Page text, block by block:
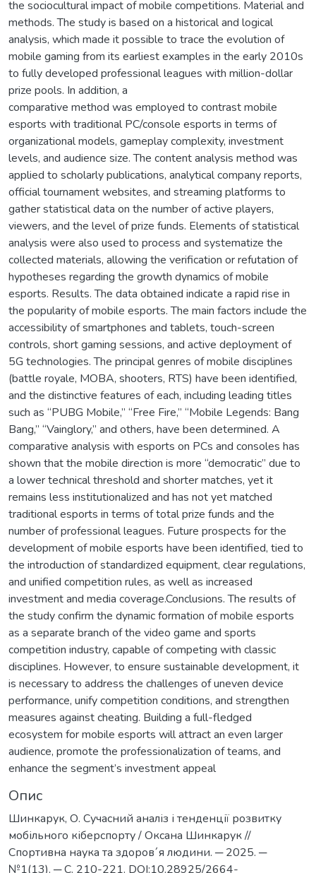
the sociocultural impact of mobile competitions. Material and
methods. The study is based on a historical and logical
analysis, which made it possible to trace the evolution of
mobile gaming from its earliest examples in the early 2010s
to fully developed professional leagues with million-dollar
prize pools. In addition, a
comparative method was employed to contrast mobile
esports with traditional PC/console esports in terms of
organizational models, gameplay complexity, investment
levels, and audience size. The content analysis method was
applied to scholarly publications, analytical company reports,
official tournament websites, and streaming platforms to
gather statistical data on the number of active players,
viewers, and the level of prize funds. Elements of statistical
analysis were also used to process and systematize the
collected materials, allowing the verification or refutation of
hypotheses regarding the growth dynamics of mobile
esports. Results. The data obtained indicate a rapid rise in
the popularity of mobile esports. The main factors include the
accessibility of smartphones and tablets, touch-screen
controls, short gaming sessions, and active deployment of
5G technologies. The principal genres of mobile disciplines
(battle royale, MOBA, shooters, RTS) have been identified,
and the distinctive features of each, including leading titles
such as “PUBG Mobile,” “Free Fire,” “Mobile Legends: Bang
Bang,” “Vainglory,” and others, have been determined. A
comparative analysis with esports on PCs and consoles has
shown that the mobile direction is more “democratic” due to
a lower technical threshold and shorter matches, yet it
remains less institutionalized and has not yet matched
traditional esports in terms of total prize funds and the
number of professional leagues. Future prospects for the
development of mobile esports have been identified, tied to
the introduction of standardized equipment, clear regulations,
and unified competition rules, as well as increased
investment and media coverage.Conclusions. The results of
the study confirm the dynamic formation of mobile esports
as a separate branch of the video game and sports
competition industry, capable of competing with classic
disciplines. However, to ensure sustainable development, it
is necessary to address the challenges of uneven device
performance, unify competition conditions, and strengthen
measures against cheating. Building a full-fledged
ecosystem for mobile esports will attract an even larger
audience, promote the professionalization of teams, and
enhance the segment’s investment appeal
Опис
Шинкарук, О. Сучасний аналіз і тенденції розвитку
мобільного кіберспорту / Оксана Шинкарук //
Спортивна наука та здоров´я людини. ─ 2025. ─
№1(13). ─ С. 210-221. DOI:10.28925/2664-